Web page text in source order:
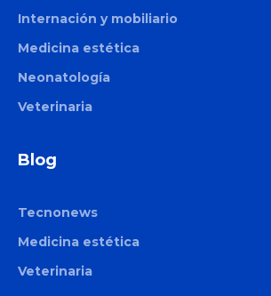
Internación y mobiliario
Medicina estética
Neonatología
Veterinaria
Blog
Tecnonews
Medicina estética
Veterinaria